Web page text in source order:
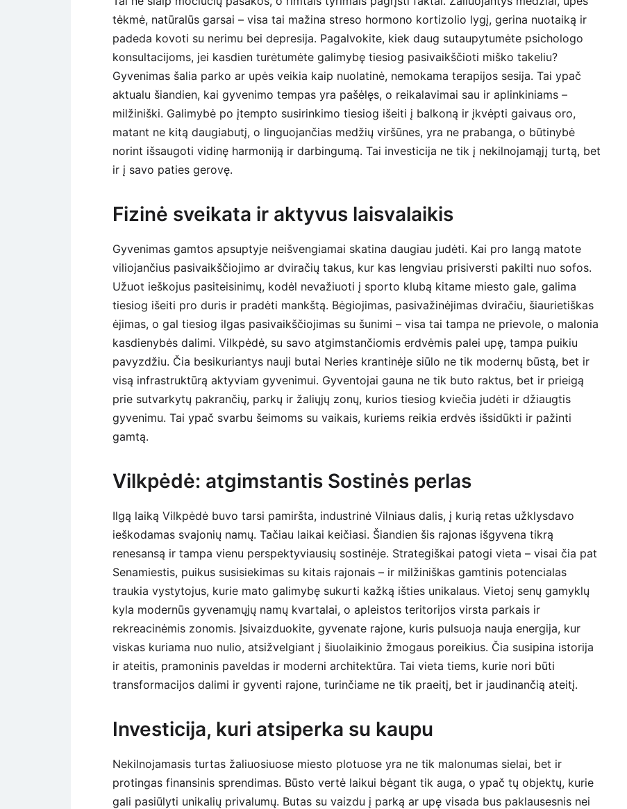
tėkmė, natūralūs garsai – visa tai mažina streso hormono kortizolio lygį, gerina nuotaiką ir
padeda kovoti su nerimu bei depresija. Pagalvokite, kiek daug sutaupytumėte psichologo
konsultacijoms, jei kasdien turėtumėte galimybę tiesiog pasivaikščioti miško takeliu?
Gyvenimas šalia parko ar upės veikia kaip nuolatinė, nemokama terapijos sesija. Tai ypač
aktualu šiandien, kai gyvenimo tempas yra pašėlęs, o reikalavimai sau ir aplinkiniams –
milžiniški. Galimybė po įtempto susirinkimo tiesiog išeiti į balkoną ir įkvėpti gaivaus oro,
matant ne kitą daugiabutį, o linguojančias medžių viršūnes, yra ne prabanga, o būtinybė
norint išsaugoti vidinę harmoniją ir darbingumą. Tai investicija ne tik į nekilnojamąjį turtą, bet
ir į savo paties gerovę.
Fizinė sveikata ir aktyvus laisvalaikis
Gyvenimas gamtos apsuptyje neišvengiamai skatina daugiau judėti. Kai pro langą matote
viliojančius pasivaikščiojimo ar dviračių takus, kur kas lengviau prisiversti pakilti nuo sofos.
Užuot ieškojus pasiteisinimų, kodėl nevažiuoti į sporto klubą kitame miesto gale, galima
tiesiog išeiti pro duris ir pradėti mankštą. Bėgiojimas, pasivažinėjimas dviračiu, šiaurietiškas
ėjimas, o gal tiesiog ilgas pasivaikščiojimas su šunimi – visa tai tampa ne prievole, o malonia
kasdienybės dalimi. Vilkpėdė, su savo atgimstančiomis erdvėmis palei upę, tampa puikiu
pavyzdžiu. Čia besikuriantys nauji butai Neries krantinėje siūlo ne tik modernų būstą, bet ir
visą infrastruktūrą aktyviam gyvenimui. Gyventojai gauna ne tik buto raktus, bet ir prieigą
prie sutvarkytų pakrančių, parkų ir žaliųjų zonų, kurios tiesiog kviečia judėti ir džiaugtis
gyvenimu. Tai ypač svarbu šeimoms su vaikais, kuriems reikia erdvės išsidūkti ir pažinti
gamtą.
Vilkpėdė: atgimstantis Sostinės perlas
Ilgą laiką Vilkpėdė buvo tarsi pamiršta, industrinė Vilniaus dalis, į kurią retas užklysdavo
ieškodamas svajonių namų. Tačiau laikai keičiasi. Šiandien šis rajonas išgyvena tikrą
renesansą ir tampa vienu perspektyviausių sostinėje. Strategiškai patogi vieta – visai čia pat
Senamiestis, puikus susisiekimas su kitais rajonais – ir milžiniškas gamtinis potencialas
traukia vystytojus, kurie mato galimybę sukurti kažką išties unikalaus. Vietoj senų gamyklų
kyla modernūs gyvenamųjų namų kvartalai, o apleistos teritorijos virsta parkais ir
rekreacinėmis zonomis. Įsivaizduokite, gyvenate rajone, kuris pulsuoja nauja energija, kur
viskas kuriama nuo nulio, atsižvelgiant į šiuolaikinio žmogaus poreikius. Čia susipina istorija
ir ateitis, pramoninis paveldas ir moderni architektūra. Tai vieta tiems, kurie nori būti
transformacijos dalimi ir gyventi rajone, turinčiame ne tik praeitį, bet ir jaudinančią ateitį.
Investicija, kuri atsiperka su kaupu
Nekilnojamasis turtas žaliuosiuose miesto plotuose yra ne tik malonumas sielai, bet ir
protingas finansinis sprendimas. Būsto vertė laikui bėgant tik auga, o ypač tų objektų, kurie
gali pasiūlyti unikalių privalumų. Butas su vaizdu į parką ar upę visada bus paklausesnis nei